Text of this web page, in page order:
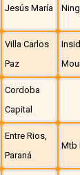
Jesús María
Villa Carlos
Paz
Cordoba
Capital
Entre Rios,
Paraná
Mtb